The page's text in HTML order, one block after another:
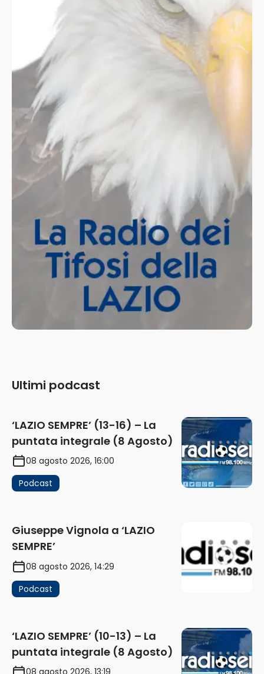
Ultimi podcast
‘LAZIO SEMPRE’ (13-16) – La
puntata integrale (8 Agosto)
08 agosto 2026, 16:00
Podcast
Giuseppe Vignola a ‘LAZIO
SEMPRE’
08 agosto 2026, 14:29
Podcast
‘LAZIO SEMPRE’ (10-13) – La
puntata integrale (8 Agosto)